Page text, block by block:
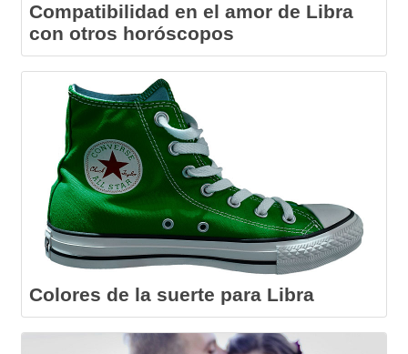
Compatibilidad en el amor de Libra
con otros horóscopos
Colores de la suerte para Libra